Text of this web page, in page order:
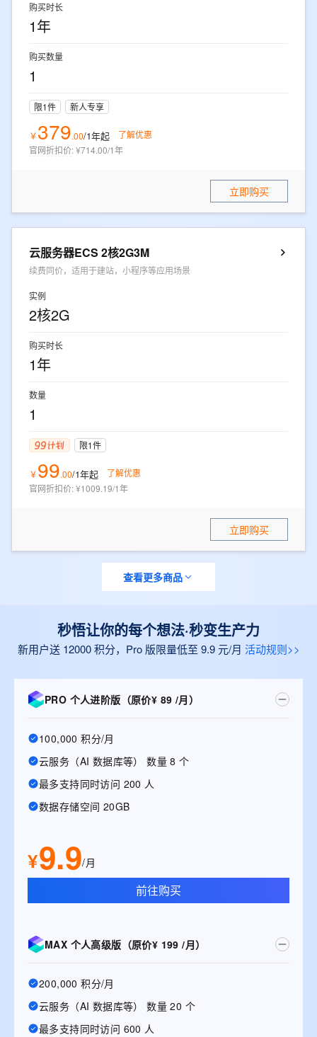
购买时长
1年
购买数量
1
限1件 新人专享
￥379.00/1年起
了解优惠
官网折扣价:¥714.00/1年
立即购买
云服务器ECS 2核2G3M
续费同价，适用于建站，小程序等应用场景
实例
2核2G
购买时长
1年
数量
1
限1件
￥99.00/1年起
了解优惠
官网折扣价:¥1009.19/1年
立即购买
查看更多商品
秒悟让你的每个想法·秒变生产力
新用户送 12000 积分，Pro 版限量低至 9.9 元/月 活动规则>>
PRO 个人进阶版（原价¥ 89 /月）
100,000 积分/月
云服务（AI 数据库等） 数量 8 个
最多支持同时访问 200 人
数据存储空间 20GB
¥9.9/月
前往购买
MAX 个人高级版（原价¥ 199 /月）
200,000 积分/月
云服务（AI 数据库等） 数量 20 个
最多支持同时访问 600 人